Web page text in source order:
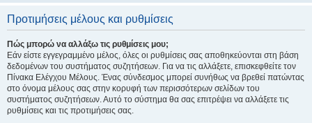
Προτιμήσεις μέλους και ρυθμίσεις
Πώς μπορώ να αλλάξω τις ρυθμίσεις μου;
Εάν είστε εγγεγραμμένο μέλος, όλες οι ρυθμίσεις σας αποθηκεύονται στη βάση
δεδομένων του συστήματος συζητήσεων. Για να τις αλλάξετε, επισκεφθείτε τον
Πίνακα Ελέγχου Μέλους. Ένας σύνδεσμος μπορεί συνήθως να βρεθεί πατώντας
στο όνομα μέλους σας στην κορυφή των περισσότερων σελίδων του
συστήματος συζητήσεων. Αυτό το σύστημα θα σας επιτρέψει να αλλάξετε τις
ρυθμίσεις και τις προτιμήσεις σας.